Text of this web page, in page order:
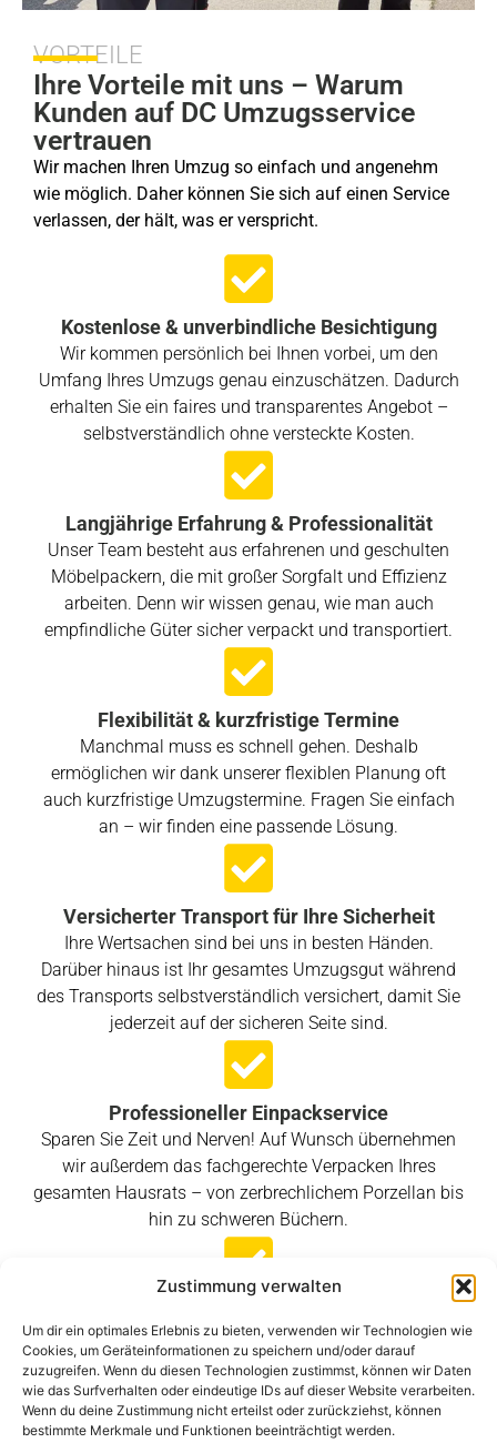
Zustimmung verwalten
Um dir ein optimales Erlebnis zu bieten, verwenden wir Technologien wie
Cookies, um Geräteinformationen zu speichern und/oder darauf
zuzugreifen. Wenn du diesen Technologien zustimmst, können wir Daten
wie das Surfverhalten oder eindeutige IDs auf dieser Website verarbeiten.
Wenn du deine Zustimmung nicht erteilst oder zurückziehst, können
bestimmte Merkmale und Funktionen beeinträchtigt werden.
VORTEILE
Ihre Vorteile mit uns – Warum
Kunden auf DC Umzugsservice
vertrauen
Wir machen Ihren Umzug so einfach und angenehm
wie möglich. Daher können Sie sich auf einen Service
verlassen, der hält, was er verspricht.
Kostenlose & unverbindliche Besichtigung
Wir kommen persönlich bei Ihnen vorbei, um den
Umfang Ihres Umzugs genau einzuschätzen. Dadurch
erhalten Sie ein faires und transparentes Angebot –
selbstverständlich ohne versteckte Kosten.
Langjährige Erfahrung & Professionalität
Unser Team besteht aus erfahrenen und geschulten
Möbelpackern, die mit großer Sorgfalt und Effizienz
arbeiten. Denn wir wissen genau, wie man auch
empfindliche Güter sicher verpackt und transportiert.
Flexibilität & kurzfristige Termine
Manchmal muss es schnell gehen. Deshalb
ermöglichen wir dank unserer flexiblen Planung oft
auch kurzfristige Umzugstermine. Fragen Sie einfach
an – wir finden eine passende Lösung.
Versicherter Transport für Ihre Sicherheit
Ihre Wertsachen sind bei uns in besten Händen.
Darüber hinaus ist Ihr gesamtes Umzugsgut während
des Transports selbstverständlich versichert, damit Sie
jederzeit auf der sicheren Seite sind.
Professioneller Einpackservice
Sparen Sie Zeit und Nerven! Auf Wunsch übernehmen
wir außerdem das fachgerechte Verpacken Ihres
gesamten Hausrats – von zerbrechlichem Porzellan bis
hin zu schweren Büchern.
Gerade bei Übersiedelungen ins Ausland sind
Erfahrung und eine exakte Planung entscheidend.
Daher sorgen wir mit unserem Know-how für einen
reibungslosen Ablauf – auch über Grenzen hinweg.